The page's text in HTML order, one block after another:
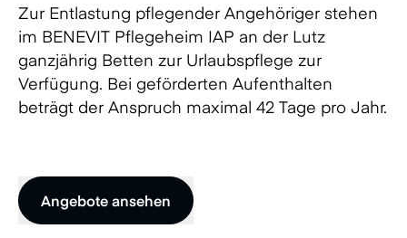
Zur Entlastung pflegender Angehöriger stehen
im BENEVIT Pflegeheim IAP an der Lutz
ganzjährig Betten zur Urlaubspflege zur
Verfügung. Bei geförderten Aufenthalten
beträgt der Anspruch maximal 42 Tage pro Jahr.
Angebote ansehen